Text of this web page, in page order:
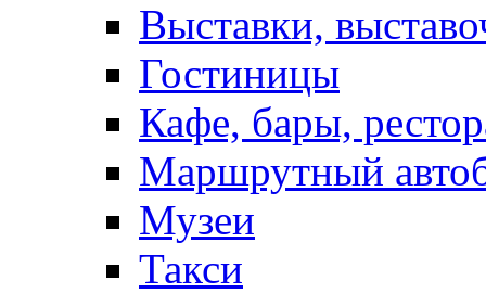
Выставки,
Гостиницы
Кафе, бары,
Маршрутный
Музеи
Такси